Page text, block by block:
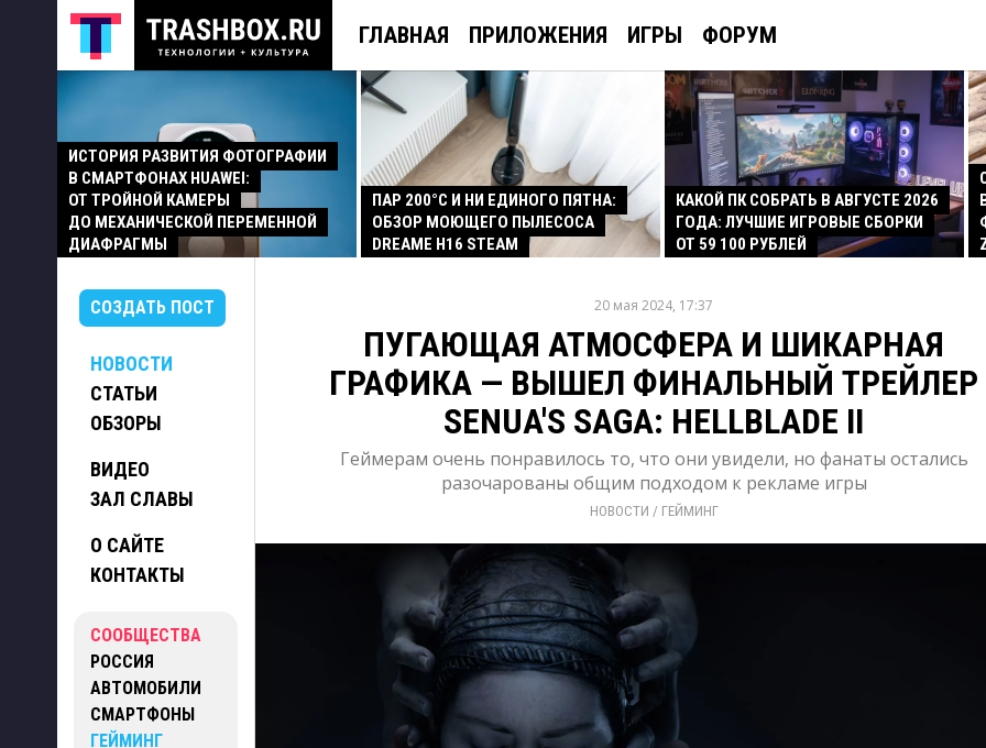
ГЛАВНАЯ ПРИЛОЖЕНИЯ ИГРЫ ФОРУМ
ИСТОРИЯ РАЗВИТИЯ ФОТОГРАФИИ
В СМАРТФОНАХ HUAWEI:
ОТ ТРОЙНОЙ КАМЕРЫ
ДО МЕХАНИЧЕСКОЙ ПЕРЕМЕННОЙ
ДИАФРАГМЫ
ПАР 200°C И НИ ЕДИНОГО ПЯТНА:
ОБЗОР МОЮЩЕГО ПЫЛЕСОСА
DREAME H16 STEAM
КАКОЙ ПК СОБРАТЬ В АВГУСТЕ 2026
ГОДА: ЛУЧШИЕ ИГРОВЫЕ СБОРКИ
ОТ 59 100 РУБЛЕЙ
СОЗДАТЬ ПОСТ
НОВОСТИ
СТАТЬИ
ОБЗОРЫ
ВИДЕО
ЗАЛ СЛАВЫ
О САЙТЕ
КОНТАКТЫ
СООБЩЕСТВА
РОССИЯ
АВТОМОБИЛИ
СМАРТФОНЫ
ГЕЙМИНГ
20 мая 2024, 17:37
ПУГАЮЩАЯ АТМОСФЕРА И ШИКАРНАЯ
ГРАФИКА — ВЫШЕЛ ФИНАЛЬНЫЙ ТРЕЙЛЕР
SENUA'S SAGA: HELLBLADE II
Геймерам очень понравилось то, что они увидели, но фанаты остались
разочарованы общим подходом к рекламе игры
НОВОСТИ / ГЕЙМИНГ